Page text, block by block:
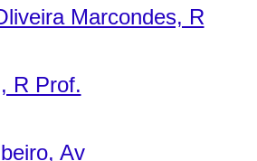
Marcondes, R
R Prof.
Av